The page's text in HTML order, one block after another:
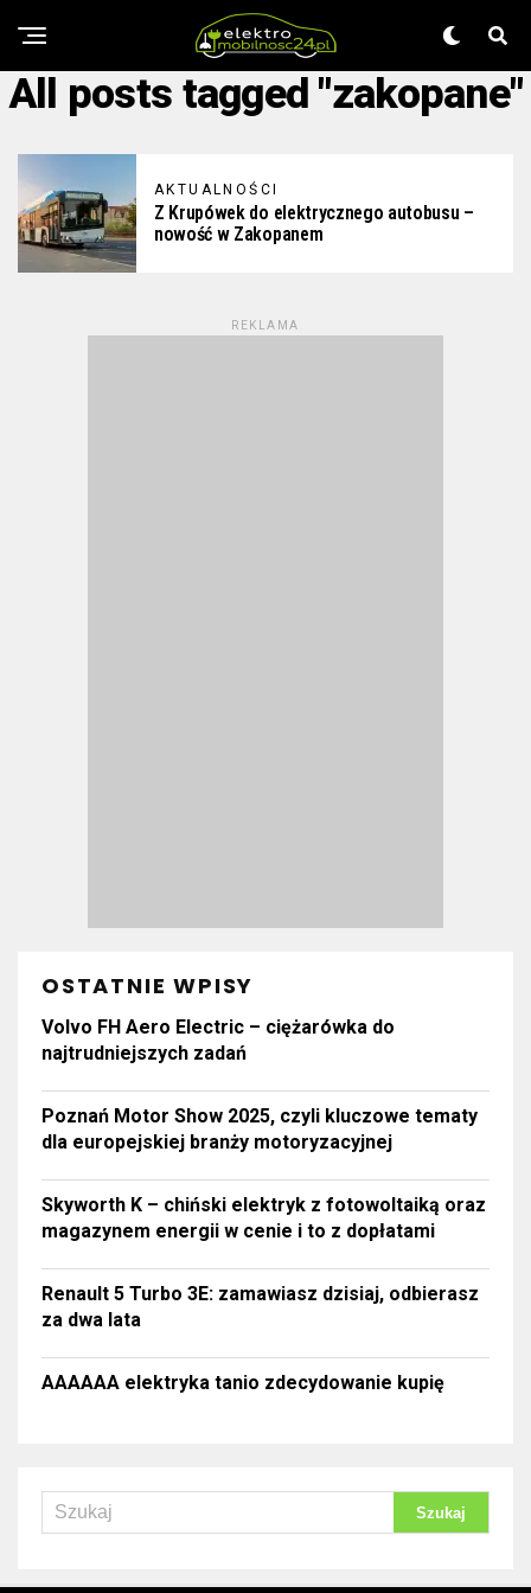
All posts tagged "zakopane"
AKTUALNOŚCI
Z Krupówek do elektrycznego autobusu –
nowość w Zakopanem
REKLAMA
OSTATNIE WPISY
Volvo FH Aero Electric – ciężarówka do
najtrudniejszych zadań
Poznań Motor Show 2025, czyli kluczowe tematy
dla europejskiej branży motoryzacyjnej
Skyworth K – chiński elektryk z fotowoltaiką oraz
magazynem energii w cenie i to z dopłatami
Renault 5 Turbo 3E: zamawiasz dzisiaj, odbierasz
za dwa lata
AAAAAA elektryka tanio zdecydowanie kupię